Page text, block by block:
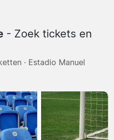
- Zoek tickets en
· Estadio Manuel